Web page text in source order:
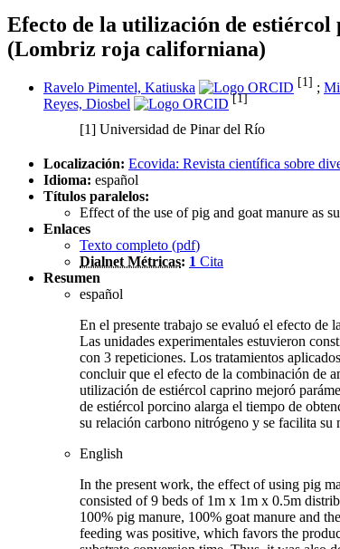
Efecto de la utilización de
(Lombriz roja californiana)
Ravelo Pimentel, Katiuska [1] ;
Reyes, Diosbel
[1]
[1] Universidad de Pinar del Río
Localización: Ecovida: Revista científica sobre
Idioma: español
Títulos paralelos:
Effect of the use of pig and goat manure as
Enlaces
Texto completo (pdf)
Dialnet Métricas: 1 Cita
Resumen
español
En el presente trabajo se evaluó el efecto
Las unidades experimentales estuvieron
con 3 repeticiones. Los tratamientos
concluir que el efecto de la combinación de
utilización de estiércol caprino mejoró
de estiércol porcino alarga el tiempo de
su relación carbono nitrógeno y se facilita su
English
In the present work, the effect of using pig
consisted of 9 beds of 1m x 1m x 0.5m
100% pig manure, 100% goat manure and
feeding was positive, which favors the